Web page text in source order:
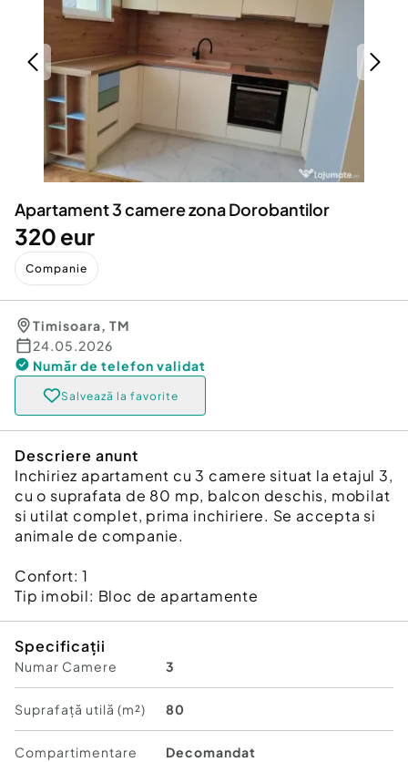
Servicii
Animale de companie
Afaceri și echipamente profesionale
Inchiriere Bunuri si Vehicule
Utilaje agricole si industriale
Piese auto si accesorii
Dacia Duster
Apartament 3 camere zona Dorobantilor
320 eur
Companie
Timisoara, TM
24.05.2026
Număr de telefon validat
Salvează la favorite
Descriere anunt
Inchiriez apartament cu 3 camere situat la etajul 3,
cu o suprafata de 80 mp, balcon deschis, mobilat
si utilat complet, prima inchiriere. Se accepta si
animale de companie.
Confort:1
Tip imobil: Bloc de apartamente
Specificații
Numar Camere 3
Suprafață utilă (m²) 80
Compartimentare Decomandat